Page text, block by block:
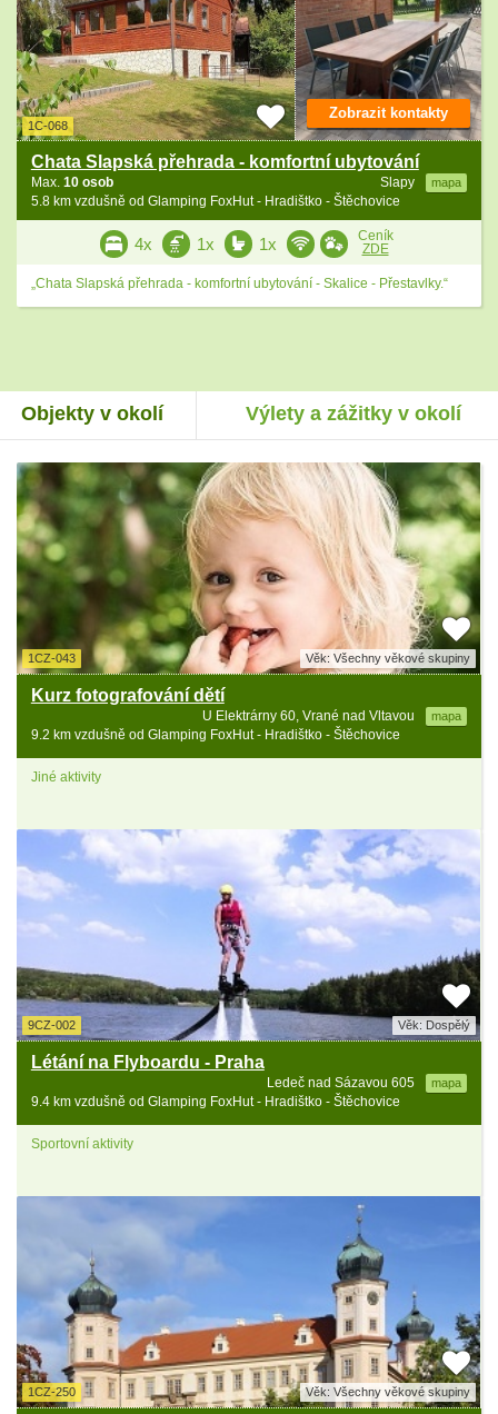
1C-068
Chata Slapská přehrada - komfortní ubytování
Slapy mapa
Max. 10 osob
5.8 km vzdušně od Glamping FoxHut - Hradištko - Štěchovice
Zobrazit kontakty
4x 1x 1x
Ceník
ZDE
„Chata Slapská přehrada - komfortní ubytování - Skalice - Přestavlky.“
Objekty v okolí Výlety a zážitky v okolí
1CZ-043 Věk: Všechny věkové skupiny
Kurz fotografování dětí
U Elektrárny 60, Vrané nad Vltavou mapa
9.2 km vzdušně od Glamping FoxHut - Hradištko - Štěchovice
Jiné aktivity
9CZ-002 Věk: Dospělý
Létání na Flyboardu - Praha
Ledeč nad Sázavou 605 mapa
9.4 km vzdušně od Glamping FoxHut - Hradištko - Štěchovice
Sportovní aktivity
1CZ-250 Věk: Všechny věkové skupiny